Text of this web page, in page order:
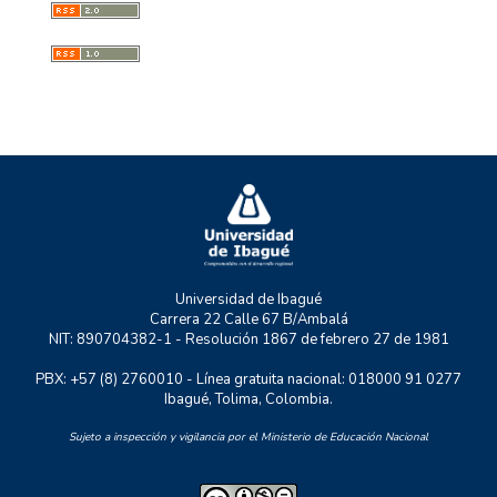
MYSCO
RASTRO URBANO
Universidad de Ibagué
Carrera 22 Calle 67 B/Ambalá
NIT: 890704382-1 - Resolución 1867 de febrero 27 de 1981
PBX: +57 (8) 2760010 - Línea gratuita nacional: 018000 91 0277
Ibagué, Tolima, Colombia.
Sujeto a inspección y vigilancia por el Ministerio de Educación Nacional